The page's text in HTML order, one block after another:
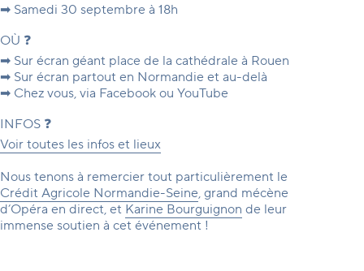
➡ Samedi 30 septembre à 18h
OÙ ❓
➡ Sur écran géant place de la cathédrale à Rouen
➡ Sur écran partout en Normandie et au-delà
➡ Chez vous, via Facebook ou YouTube
INFOS ❓
Voir toutes les infos et lieux
Nous tenons à remercier tout particulièrement le
Crédit Agricole Normandie-Seine, grand mécène
d’Opéra en direct, et Karine Bourguignon de leur
immense soutien à cet événement !